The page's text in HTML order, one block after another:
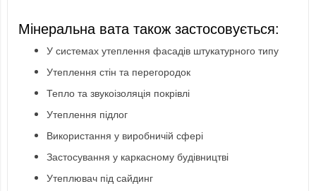
Мінеральна вата також застосовується:
У системах утеплення фасадів штукатурного типу
Утеплення стін та перегородок
Тепло та звукоізоляція покрівлі
Утеплення підлог
Використання у виробничій сфері
Застосування у каркасному будівництві
Утеплювач під сайдинг